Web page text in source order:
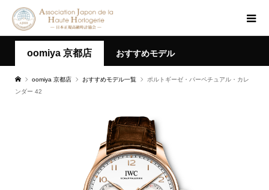
oomiya 京都店 おすすめモデル
oomiya 京都店 おすすめモデル一覧
ポルトギーゼ・パーペチュアル・カレ
ンダー 42